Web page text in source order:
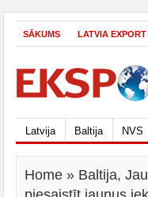
SĀKUMS LATVIA EXPORT
Latvija Baltija NVS
Home » Baltija,